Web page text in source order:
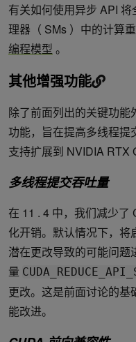
有关如何使用异步 API
理器（ SMs ）中的计算
编程模型 。
其他增强功能
除了前面列出的关键功能
功能，旨在提高多线程提
支持扩展到 NVIDIA RTX
多线程提交吞吐量
在 11 . 4 中，我们减少了
化开销。默认情况下，
潜在更改导致的可能问
量
更改。这是前面讨论的
能改进。